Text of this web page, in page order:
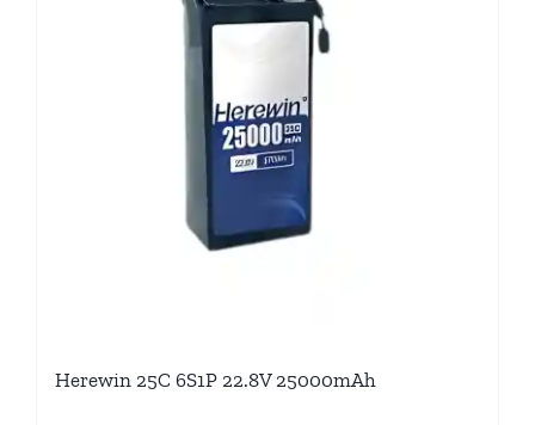
Herewin 25C 6S1P 22.8V 25000mAh